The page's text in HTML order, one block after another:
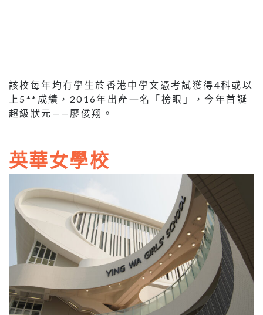
該校每年均有學生於香港中學文憑考試獲得4科或以
上5**成績，2016年出產一名「榜眼」，今年首誕
超級狀元——廖俊翔。
英華女學校